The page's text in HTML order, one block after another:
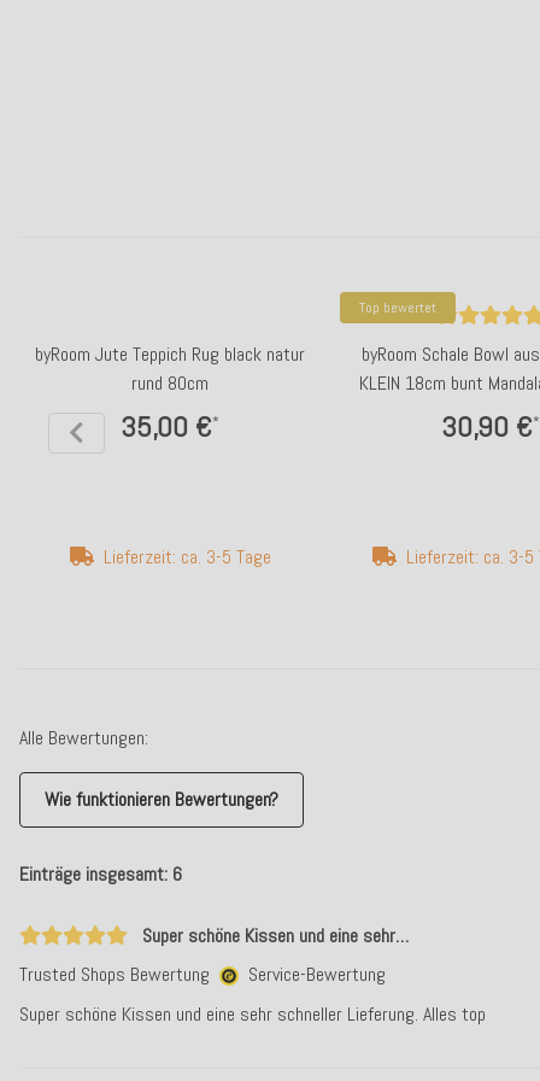
Alle Bewertungen:
Wie funktionieren Bewertungen?
Einträge insgesamt: 6
Super schöne Kissen und eine sehr…
Trusted Shops Bewertung
Service-Bewertung
Super schöne Kissen und eine sehr schneller Lieferung. Alles top
byRoom Jute Teppich Rug black natur
rund 80cm
35,00 €*
Lieferzeit: ca. 3-5 Tage
Top bewertet
byRoom Schale Bowl
KLEIN 18cm bunt
30,90 €*
Lieferzeit: ca. 3-5